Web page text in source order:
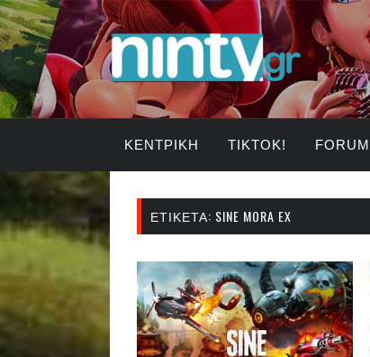
ΚΕΝΤΡΙΚΉ TIKTOK! FORUM
ΕΤΙΚΈΤΑ: SINE MORA EX